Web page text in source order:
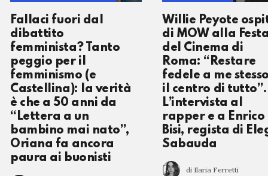
Fallaci fuori dal
dibattito
femminista? Tanto
peggio per il
femminismo (e
Castellina): la verità
è che a 50 anni da
“Lettera a un
bambino mai nato”,
Oriana fa ancora
paura ai buonisti
Willie Peyote
di MOW alla
del Cinema di
Roma: “Restare
fedele a me
il centro di tutto”.
L’intervista al
rapper e a Enrico
Bisi, regista di
Sabauda
di Ilaria Ferretti